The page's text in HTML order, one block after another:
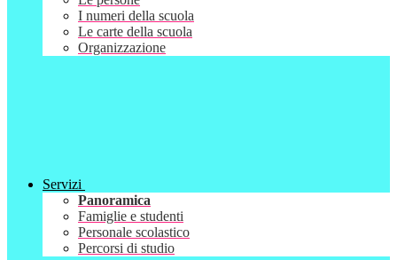
I numeri della scuola
Le carte della scuola
Organizzazione
Servizi
Panoramica
Famiglie e studenti
Personale scolastico
Percorsi di studio